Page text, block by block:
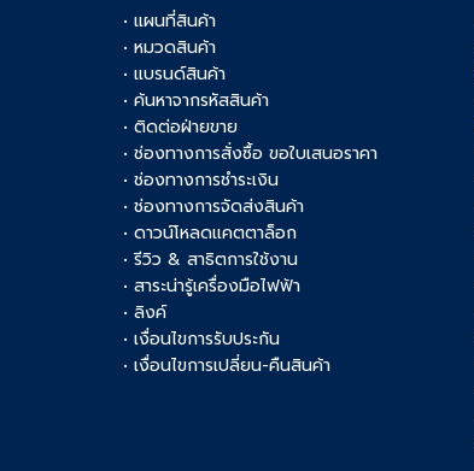
• แผนที่สินค้า
• หมวดสินค้า
• แบรนด์สินค้า
• ค้นหาจากรหัสสินค้า
• ติดต่อฝ่ายขาย
• ช่องทางการสั่งซื้อ ขอใบเสนอราคา
• ช่องทางการชำระเงิน
• ช่องทางการจัดส่งสินค้า
• ดาวน์โหลดแคตตาล็อก
• รีวิว & สาธิตการใช้งาน
• สาระน่ารู้เครื่องมือไฟฟ้า
• ลิงค์
• เงื่อนไขการรับประกัน
• เงื่อนไขการเปลี่ยน-คืนสินค้า